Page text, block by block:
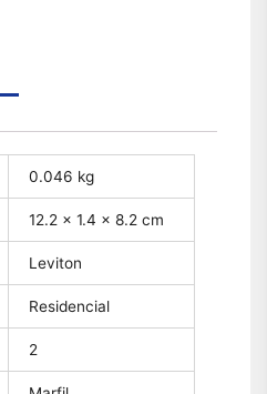
0.046 kg
12.2 × 1.4 × 8.2 cm
Leviton
Residencial
2